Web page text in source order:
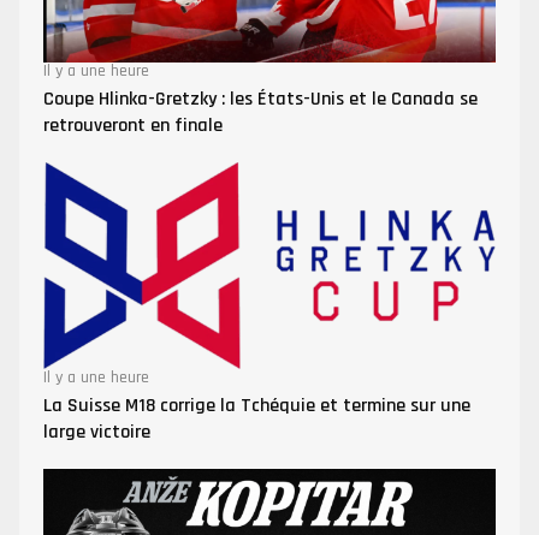
Il y a une heure
Coupe Hlinka-Gretzky : les États-Unis et le Canada se
retrouveront en finale
Il y a une heure
La Suisse M18 corrige la Tchéquie et termine sur une
large victoire